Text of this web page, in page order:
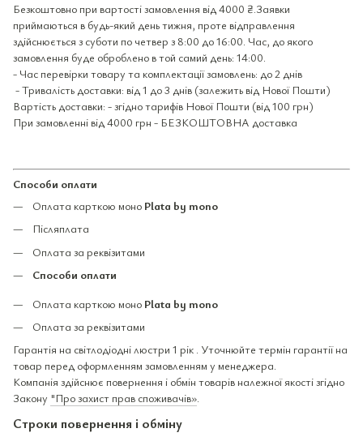
Безкоштовно при вартості замовлення від 4000 ₴.Заявки
приймаються в будь-який день тижня, проте відправлення
здійснюється з суботи по четвер з 8:00 до 16:00. Час, до якого
замовлення буде оброблено в той самий день: 14:00.
- Час перевірки товару та комплектації замовлень: до 2 днів
- Тривалість доставки: від 1 до 3 днів (залежить від Нової Пошти)
Вартість доставки: - згідно тарифів Нової Пошти (від 100 грн)
При замовленні від 4000 грн - БЕЗКОШТОВНА доставка
Способи оплати
Оплата карткою моно Plata by mono
Післяплата
Оплата за реквізитами
Способи оплати
Оплата карткою моно Plata by mono
Оплата за реквізитами
Гарантія на світлодіодні люстри 1 рік . Уточнюйте термін гарантії на
товар перед оформленням замовленням у менеджера.
Компанія здійснює повернення і обмін товарів належної якості згідно
Закону "Про захист прав споживачів».
Строки повернення і обміну